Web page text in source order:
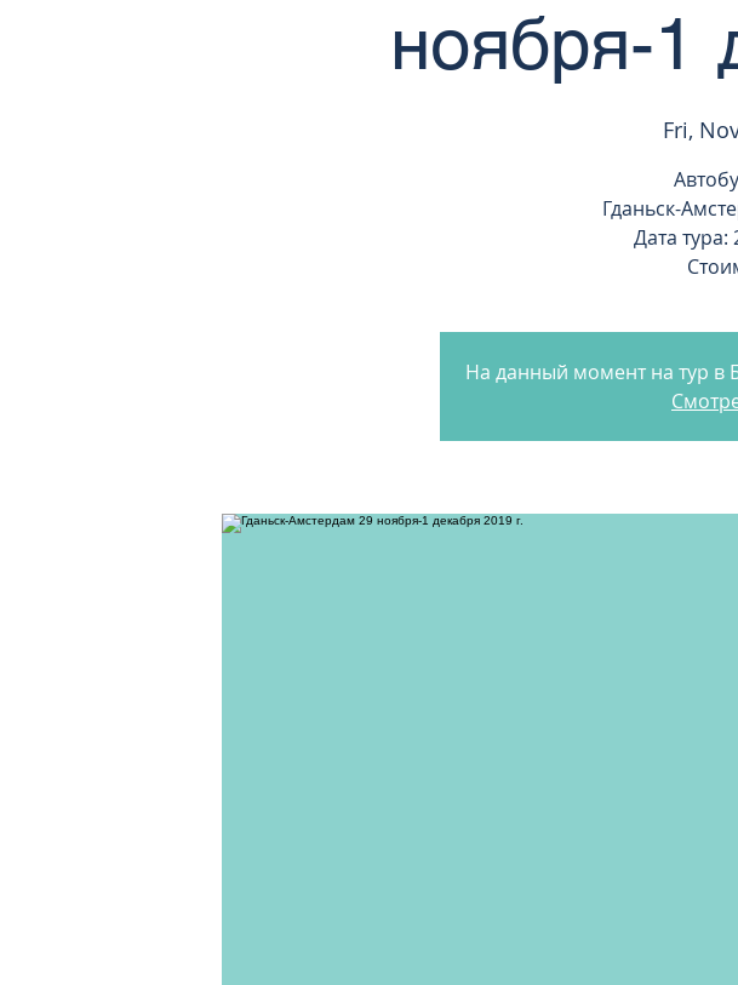
ноября-1
Fri,
Гданьск-
Дата тура:
На данный момент на тур в